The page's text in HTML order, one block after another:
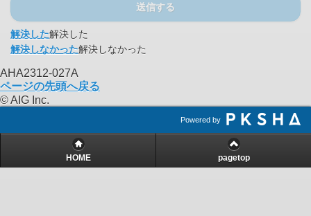
送信する
解決した解決した
解決しなかった解決しなかった
AHA2312-027A
ページの先頭へ戻る
© AIG Inc.
Powered by
HOME pagetop